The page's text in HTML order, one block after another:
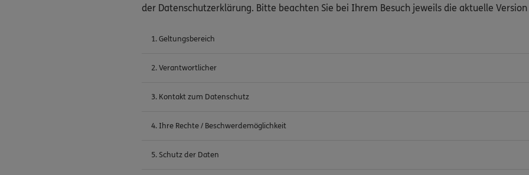
der Datenschutzerklärung. Bitte beachten Sie bei Ihrem Besuch jeweils die aktuelle
1. Geltungsbereich
2. Verantwortlicher
3. Kontakt zum Datenschutz
4. Ihre Rechte / Beschwerdemöglichkeit
5. Schutz der Daten